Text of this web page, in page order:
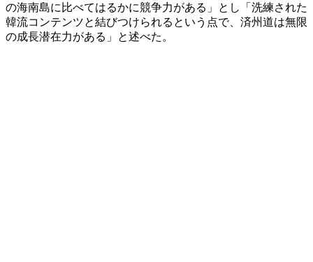
の海南島に比べてはるかに競争力がある」とし「洗練された
韓流コンテンツと結びつけられるという点で、済州道は無限
の成長潜在力がある」と述べた。